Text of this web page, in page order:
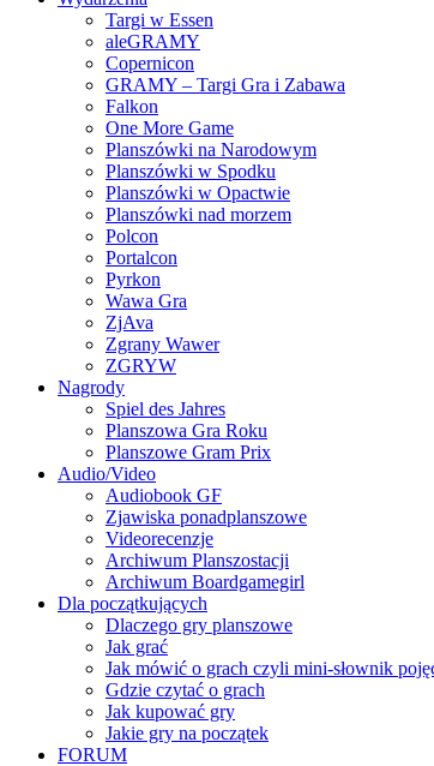
Targi w Essen
aleGRAMY
Copernicon
GRAMY – Targi Gra i Zabawa
Falkon
One More Game
Planszówki na Narodowym
Planszówki w Spodku
Planszówki w Opactwie
Planszówki nad morzem
Polcon
Portalcon
Pyrkon
Wawa Gra
ZjAva
Zgrany Wawer
ZGRYW
Nagrody
Spiel des Jahres
Planszowa Gra Roku
Planszowe Gram Prix
Audio/Video
Audiobook GF
Zjawiska ponadplanszowe
Videorecenzje
Archiwum Planszostacji
Archiwum Boardgamegirl
Dla początkujących
Dlaczego gry planszowe
Jak grać
Jak mówić o grach czyli mini-słownik
Gdzie czytać o grach
Jak kupować gry
Jakie gry na początek
FORUM